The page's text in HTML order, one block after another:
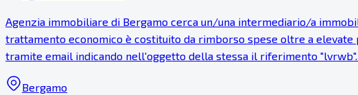
Agenzia immobiliare di Bergamo cerca un/una intermediario/a
trattamento economico è costituito da rimborso spese oltre a elevate
tramite email indicando nell'oggetto della stessa il riferimento "lvrwb".
Bergamo